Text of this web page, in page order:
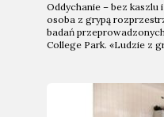
Oddychanie – bez kaszlu
osoba z grypą
badań
College Park. «Ludzie z